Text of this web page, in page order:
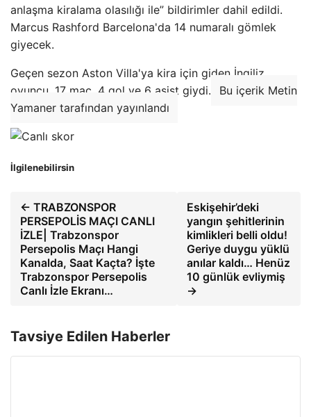
anlaşma kiralama olasılığı ile” bildirimler dahil edildi.
Marcus Rashford Barcelona'da 14 numaralı gömlek
giyecek.
Geçen sezon Aston Villa'ya kira için giden İngiliz
oyuncu, 17 maç, 4 gol ve 6 asist giydi.
Bu içerik Metin
Yamaner tarafından yayınlandı
İlgilenebilirsin
← TRABZONSPOR
PERSEPOLİS MAÇI CANLI
İZLE| Trabzonspor
Persepolis Maçı Hangi
Kanalda, Saat Kaçta? İşte
Trabzonspor Persepolis
Canlı İzle Ekranı…
Eskişehir’deki
yangın şehitlerinin
kimlikleri belli oldu!
Geriye duygu yüklü
anılar kaldı… Henüz
10 günlük evliymiş
→
Tavsiye Edilen Haberler